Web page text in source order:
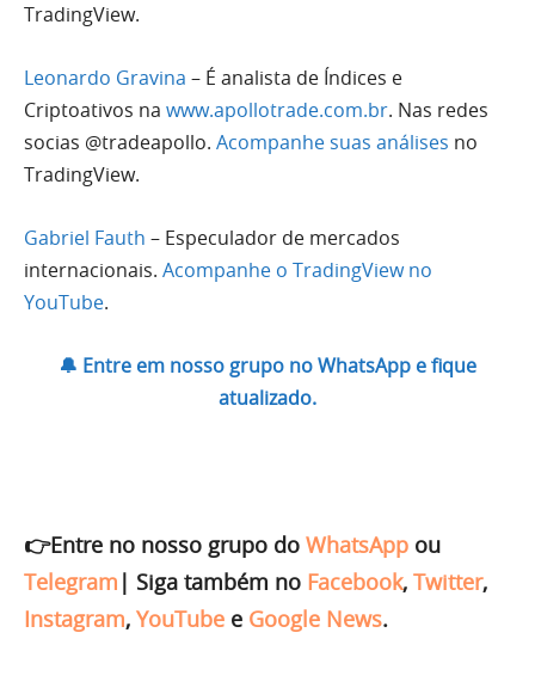
TradingView.
Leonardo Gravina – É analista de Índices e
Criptoativos na www.apollotrade.com.br. Nas redes
socias @tradeapollo. Acompanhe suas análises no
TradingView.
Gabriel Fauth – Especulador de mercados
internacionais. Acompanhe o TradingView no
YouTube.
🔔 Entre em nosso grupo no WhatsApp e fique
atualizado.
👉Entre no nosso grupo do WhatsApp ou
Telegram | Siga também no Facebook, Twitter,
Instagram, YouTube e Google News.